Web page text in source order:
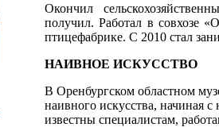
Окончил
получил. Работал в совхозе
птицефабрике. С 2010 стал
НАИВНОЕ ИСКУССТВО
В Оренбургском областном
наивного искусства, начиная
известны специалистам,